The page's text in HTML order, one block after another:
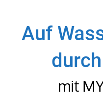
contentAuf
mit